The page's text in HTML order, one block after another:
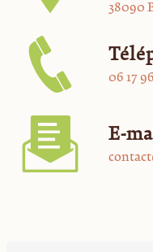
38090
06 17
E-